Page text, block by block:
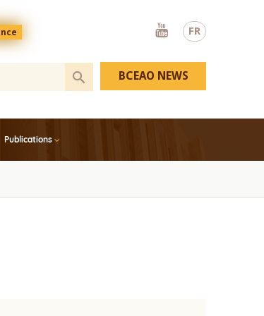
FR
Youtube
Publications
BCEAO NEWS